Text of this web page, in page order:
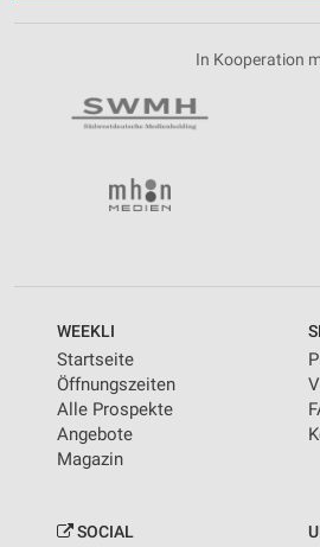
In Kooperation
WEEKLI
Startseite
Öffnungszeiten
Alle Prospekte
Angebote
Magazin
SOCIAL